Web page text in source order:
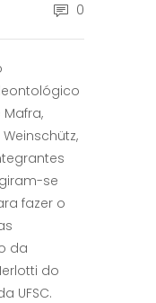
0
se
fazer o
da
do
UFSC.